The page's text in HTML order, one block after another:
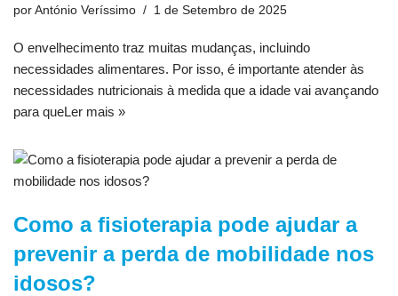
por António Veríssimo 1 de Setembro de 2025
O envelhecimento traz muitas mudanças, incluindo
necessidades alimentares. Por isso, é importante atender às
necessidades nutricionais à medida que a idade vai avançando
para queLer mais »
Como a fisioterapia pode ajudar a
prevenir a perda de mobilidade nos
idosos?